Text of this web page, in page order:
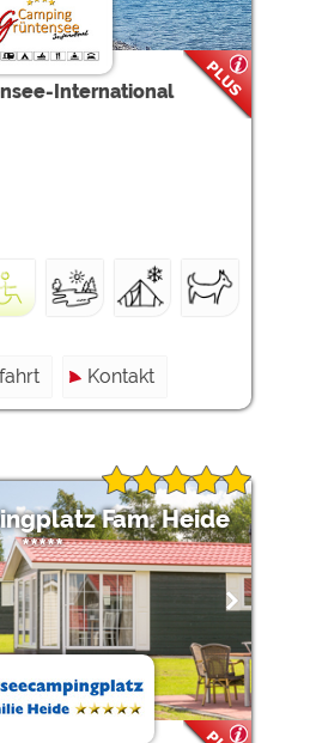
International
Kontakt
Fam. Heide
*****